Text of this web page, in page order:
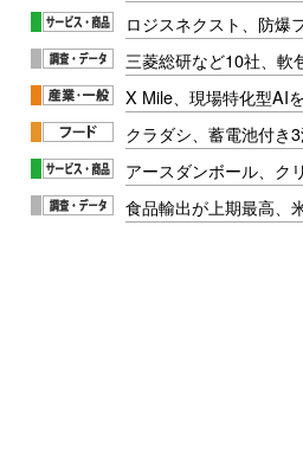
ロジスネクスト、防爆
三菱総研など10社、軟
X Mile、現場特化型AI
クラダシ、蓄電池付き
アースダンボール、ク
食品輸出が上期最高、